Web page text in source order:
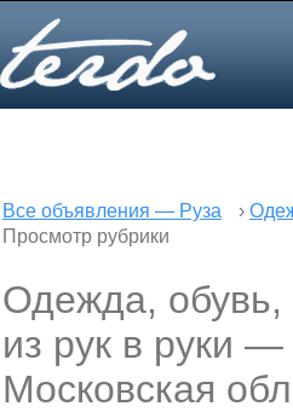
Все объявления — Руза ›
Просмотр рубрики
Одежда, обувь,
из рук в руки —
Московская